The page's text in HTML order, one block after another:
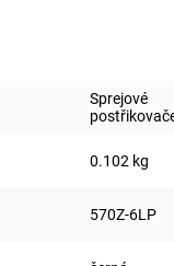
Sprejové
0.102 kg
570Z-6LP